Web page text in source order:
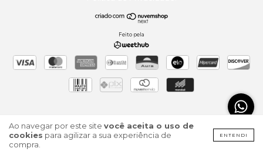
Ao navegar por este site você aceita o uso de
cookies para agilizar a sua experiência de
compra.
ENTENDI
Feito pela